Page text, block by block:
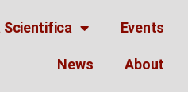
Scientifica Events
News About